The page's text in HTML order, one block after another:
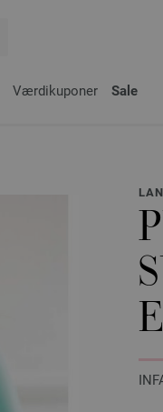
Værdikuponer Sale